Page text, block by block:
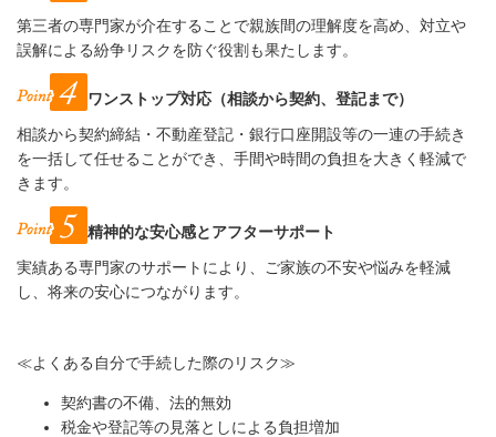
第三者の専門家が介在することで親族間の理解度を高め、対立や
誤解による紛争リスクを防ぐ役割も果たします。
ワンストップ対応（相談から契約、登記まで）
相談から契約締結・不動産登記・銀行口座開設等の一連の手続き
を一括して任せることができ、手間や時間の負担を大きく軽減で
きます。
精神的な安心感とアフターサポート
実績ある専門家のサポートにより、ご家族の不安や悩みを軽減
し、将来の安心につながります。
≪よくある自分で手続した際のリスク≫
契約書の不備、法的無効​
税金や登記等の見落としによる負担増加​